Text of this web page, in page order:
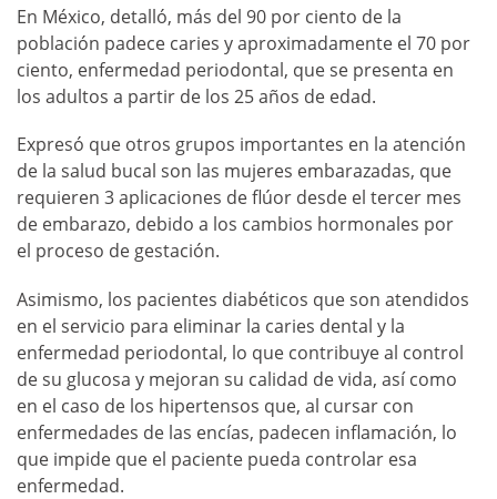
En México, detalló, más del 90 por ciento de la
población padece caries y aproximadamente el 70 por
ciento, enfermedad periodontal, que se presenta en
los adultos a partir de los 25 años de edad.
Expresó que otros grupos importantes en la atención
de la salud bucal son las mujeres embarazadas, que
requieren 3 aplicaciones de flúor desde el tercer mes
de embarazo, debido a los cambios hormonales por
el proceso de gestación.
Asimismo, los pacientes diabéticos que son atendidos
en el servicio para eliminar la caries dental y la
enfermedad periodontal, lo que contribuye al control
de su glucosa y mejoran su calidad de vida, así como
en el caso de los hipertensos que, al cursar con
enfermedades de las encías, padecen inflamación, lo
que impide que el paciente pueda controlar esa
enfermedad.